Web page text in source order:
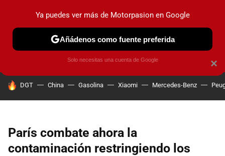
PRUEBAS COCHES ELÉCTRICOS OBSERVATORIO
HOY SE HABLA DE
DGT China Gasolina Xiaomi Mercedes-Benz
París combate ahora la
contaminación restringiendo los
×
Ya puedes ver más de Motorpasion en Google
Añádenos como fuente preferida
Solo necesitas una cuenta de Google